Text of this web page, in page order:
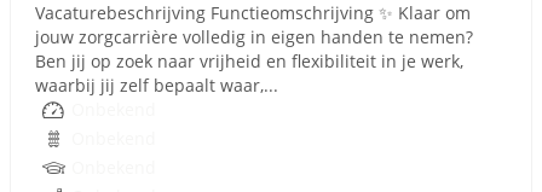
Vacaturebeschrijving Functieomschrijving ✨ Klaar om
jouw zorgcarrière volledig in eigen handen te nemen?
Ben jij op zoek naar vrijheid en flexibiliteit in je werk,
waarbij jij zelf bepaalt waar,...